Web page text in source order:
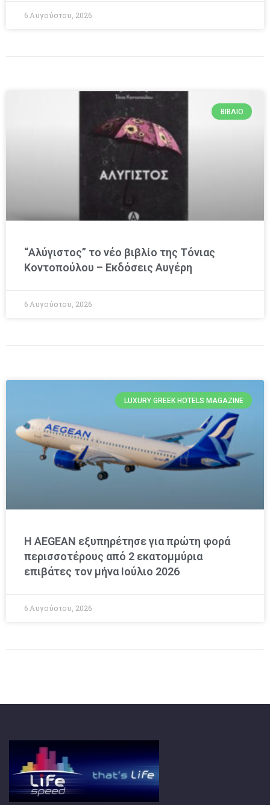
6 Αυγούστου, 2026
ΒΙΒΛΊΟ
“Αλύγιστος” το νέο βιβλίο της Τόνιας
Κοντοπούλου – Εκδόσεις Αυγέρη
6 Αυγούστου, 2026
LUXURY GREEK HOTELS MAGAZINE
Η AEGEAN εξυπηρέτησε για πρώτη φορά
περισσοτέρους από 2 εκατομμύρια
επιβάτες τον μήνα Ιούλιο 2026
6 Αυγούστου, 2026